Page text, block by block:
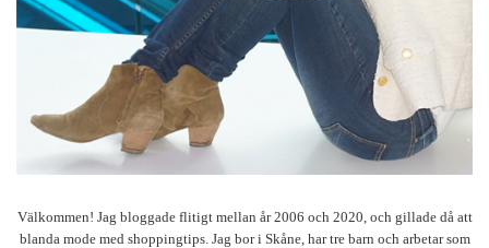
Välkommen! Jag bloggade flitigt mellan år 2006 och 2020, och gillade då att
blanda mode med shoppingtips. Jag bor i Skåne, har tre barn och arbetar som